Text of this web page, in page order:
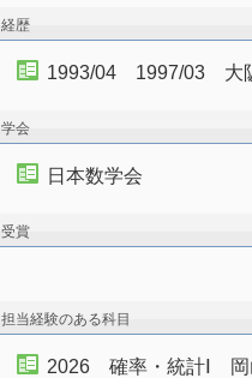
経歴
1993/04 1997/03 大
学会
日本数学会
受賞
担当経験のある科目
2026 確率・統計Ⅰ 岡